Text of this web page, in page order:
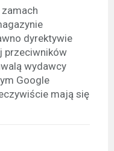
dyrektywie
przeciwników
wydawcy
Google
mają się